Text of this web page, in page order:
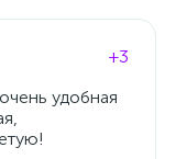
+3
удобная